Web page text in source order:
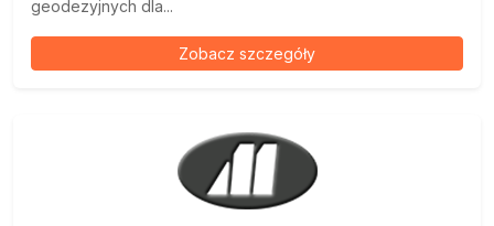
geodezyjnych dla...
Zobacz szczegóły